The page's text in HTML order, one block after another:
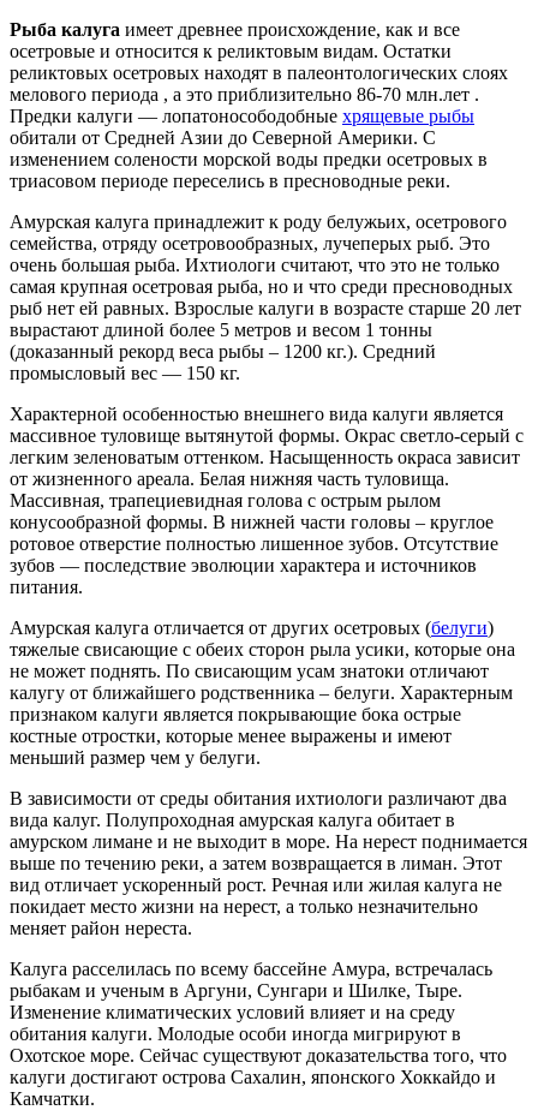
Рыба калуга имеет древнее происхождение, как и все
осетровые и относится к реликтовым видам. Остатки
реликтовых осетровых находят в палеонтологических слоях
мелового периода , а это приблизительно 86-70 млн.лет .
Предки калуги — лопатоносободобные хрящевые рыбы
обитали от Средней Азии до Северной Америки. С
изменением солености морской воды предки осетровых в
триасовом периоде переселись в пресноводные реки.
Амурская калуга принадлежит к роду белужьих, осетрового
семейства, отряду осетровообразных, лучеперых рыб. Это
очень большая рыба. Ихтиологи считают, что это не только
самая крупная осетровая рыба, но и что среди пресноводных
рыб нет ей равных. Взрослые калуги в возрасте старше 20 лет
вырастают длиной более 5 метров и весом 1 тонны
(доказанный рекорд веса рыбы – 1200 кг.). Средний
промысловый вес — 150 кг.
Характерной особенностью внешнего вида калуги является
массивное туловище вытянутой формы. Окрас светло-серый с
легким зеленоватым оттенком. Насыщенность окраса зависит
от жизненного ареала. Белая нижняя часть туловища.
Массивная, трапециевидная голова с острым рылом
конусообразной формы. В нижней части головы – круглое
ротовое отверстие полностью лишенное зубов. Отсутствие
зубов — последствие эволюции характера и источников
питания.
Амурская калуга отличается от других осетровых (белуги)
тяжелые свисающие с обеих сторон рыла усики, которые она
не может поднять. По свисающим усам знатоки отличают
калугу от ближайшего родственника – белуги. Характерным
признаком калуги является покрывающие бока острые
костные отростки, которые менее выражены и имеют
меньший размер чем у белуги.
В зависимости от среды обитания ихтиологи различают два
вида калуг. Полупроходная амурская калуга обитает в
амурском лимане и не выходит в море. На нерест поднимается
выше по течению реки, а затем возвращается в лиман. Этот
вид отличает ускоренный рост. Речная или жилая калуга не
покидает место жизни на нерест, а только незначительно
меняет район нереста.
Калуга расселилась по всему бассейне Амура, встречалась
рыбакам и ученым в Аргуни, Сунгари и Шилке, Тыре.
Изменение климатических условий влияет и на среду
обитания калуги. Молодые особи иногда мигрируют в
Охотское море. Сейчас существуют доказательства того, что
калуги достигают острова Сахалин, японского Хоккайдо и
Камчатки.